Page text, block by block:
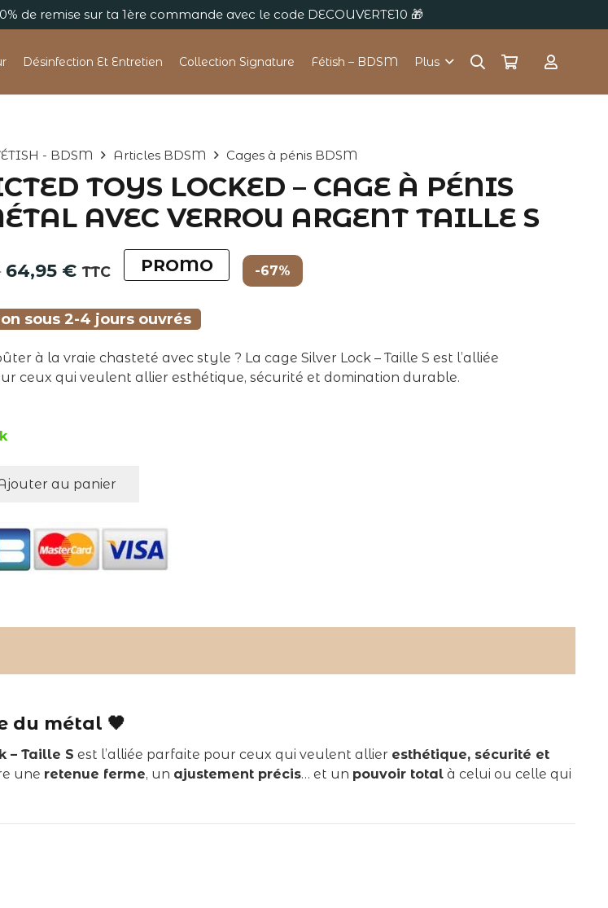
de remise sur ta 1ère commande avec le code DECOUVERTE10 🎁
Désinfection Et Entretien Collection Signature Fétish – BDSM Plus
- BDSM Articles BDSM Cages à pénis BDSM
TOYS LOCKED – CAGE À PÉNIS
AVEC VERROU ARGENT TAILLE S
Le
initial
était :
194,85 €.
64,95 € Le
actuel
est :
64,95 €.
TTC PROMO -67%
sous 2-4 jours ouvrés
à la vraie chasteté avec style ? La cage Silver Lock – Taille S est l’alliée
ceux qui veulent allier esthétique, sécurité et domination durable.
au panier
du métal 🖤
– Taille S est l’alliée parfaite pour ceux qui veulent allier esthétique, sécurité et
une retenue ferme, un ajustement précis… et un pouvoir total à celui ou celle qui